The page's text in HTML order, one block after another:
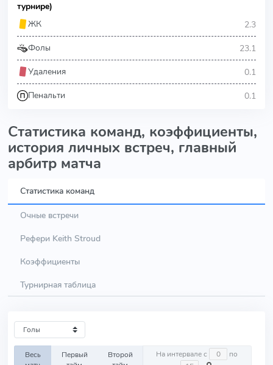
турнире)
ЖК
2.3
Фолы 23.1
Удаления 0.1
Пенальти 0.1
Статистика команд, коэффициенты,
история личных встреч, главный
арбитр матча
Статистика команд
Очные встречи
Рефери Keith Stroud
Коэффициенты
Турнирная таблица
Весь
Первый
Второй
На интервале с по